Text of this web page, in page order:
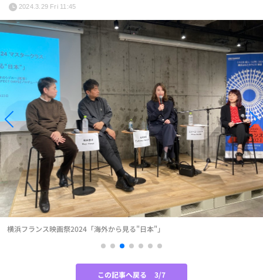
2024.3.29 Fri 11:45
横浜フランス映画祭2024「海外から見る"日本"」
この記事へ戻る 3/7